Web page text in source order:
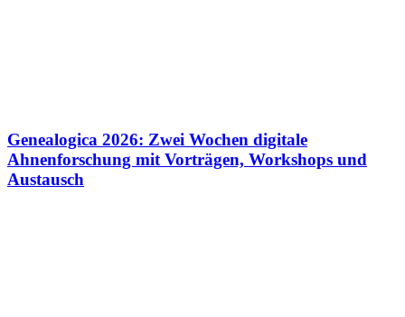
Genealogica 2026: Zwei Wochen digitale
Ahnenforschung mit Vorträgen, Workshops und
Austausch